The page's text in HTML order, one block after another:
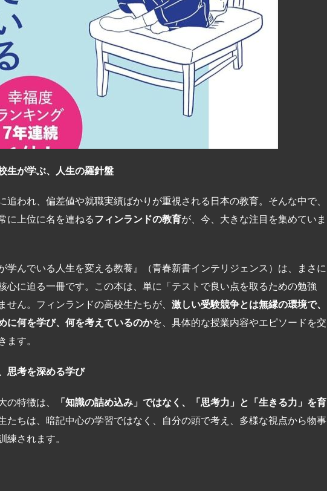
生が学ぶ、人生の羅針盤
追われ、偏差値や就職実績ばかりが重視される日本の教育。そんな中で、
に上位に名を連ねるフィンランドの教育が、今、大きな注目を集めていま
学んでいる人生を変える教養』（青春新書インテリジェンス）は、まさに
心に迫る一冊です。この本は、単に「テストで良い点を取るための勉強
せん。フィンランドの高校生たちが、 激しい受験競争とは無縁の環境で、
に何を学び、何を考えているのかを、具体的な授業内容やエピソードを交
ます。
思考を深める学び
の特徴は、
「知識の詰め込み」ではなく、「思考力」と「生きる力」を育
たちは、暗記中心の学習ではなく、自分の頭で考え、多様な視点から物事
練されます。